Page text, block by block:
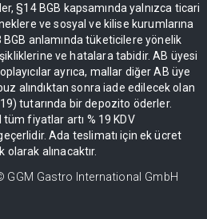
§14 BGB kapsamında yalnızca ticari
ve sosyal ve kilise kurumlarına
anlamında tüketicilere yönelik
ve hatalara tabidir. AB üyesi
ayrıca, mallar diğer AB üye
alındıktan sonra iade edilecek olan
tutarında bir depozito öderler.
fiyatlar artı % 19 KDV
Ada teslimatı için ek ücret
olarak alınacaktır.
GGM Gastro International GmbH